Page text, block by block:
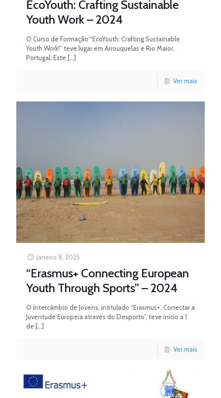
EcoYouth: Crafting Sustainable
Youth Work – 2024
O Curso de Formação “EcoYouth: Crafting Sustainable
Youth Work!” teve lugar em Arrouquelas e Rio Maior,
Portugal. Este […]
Ver mais
Janeiro 8, 2025
“Erasmus+ Connecting European
Youth Through Sports” – 2024
O Intercâmbio de Jovens, intitulado “Erasmus+: Conectar a
Juventude Europeia através do Desporto”, teve início a 1
de […]
Ver mais